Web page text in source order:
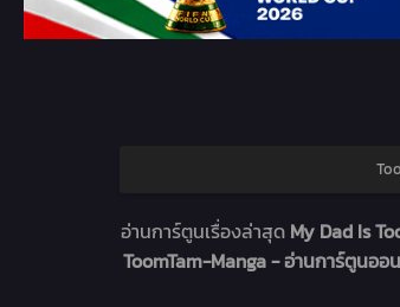
อ่านการ์ตูนเรื่องล่าสุด My Dad Is
ToomTam-Manga - อ่านการ์ตูนอ